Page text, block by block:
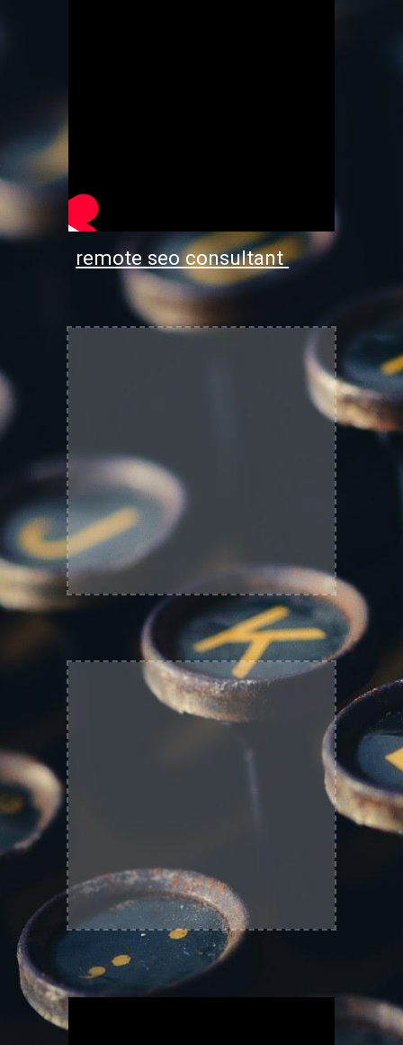
remote seo consultant